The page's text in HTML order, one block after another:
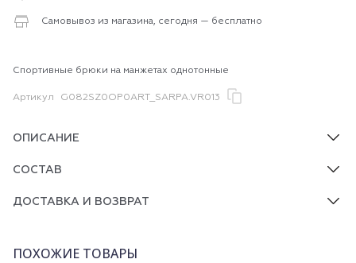
Самовывоз из магазина, сегодня — бесплатно
Спортивные брюки на манжетах однотонные
Артикул G082SZ0OP0ART_SARPA.VR013
ОПИСАНИЕ
СОСТАВ
ДОСТАВКА И ВОЗВРАТ
ПОХОЖИЕ ТОВАРЫ